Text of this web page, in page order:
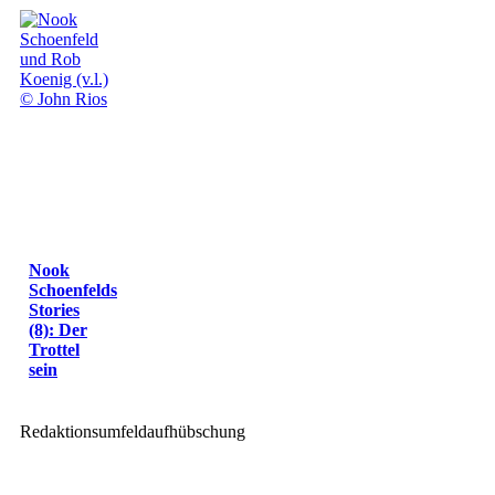
Nook
Schoenfelds
Stories
(8): Der
Trottel
sein
Redaktionsumfeldaufhübschung